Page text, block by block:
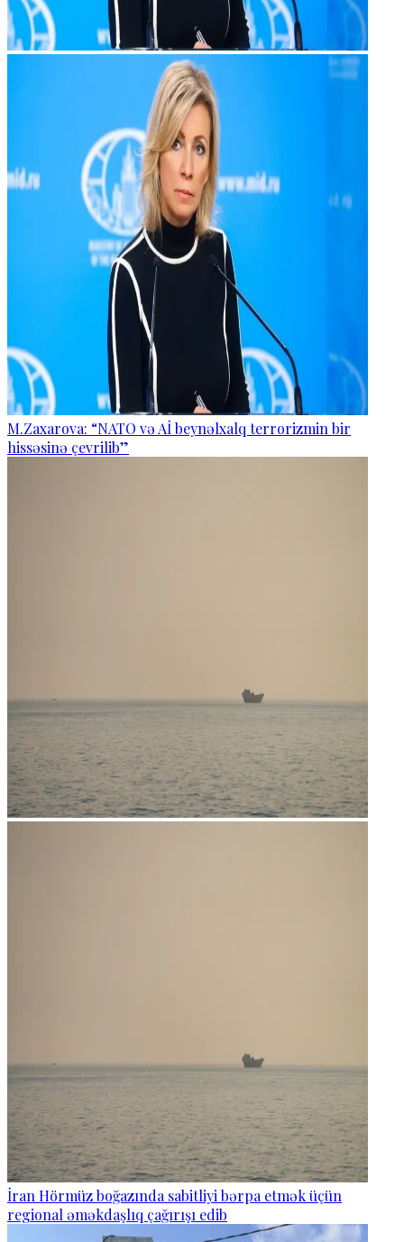
M.Zaxarova: “NATO və Aİ beynəlxalq terrorizmin bir
hissəsinə çevrilib”
İran Hörmüz boğazında sabitliyi bərpa etmək üçün
regional əməkdaşlıq çağırışı edib